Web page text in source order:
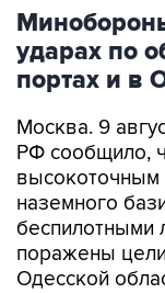
ударах по
портах и в
Москва. 9
РФ сообщило,
наземного
беспилотными
поражены
Одесской